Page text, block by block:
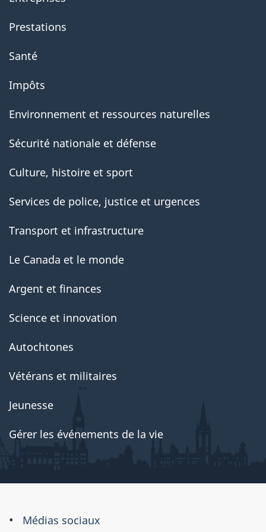
Prestations
Santé
Impôts
Environnement et ressources naturelles
Sécurité nationale et défense
Culture, histoire et sport
Services de police, justice et urgences
Transport et infrastructure
Le Canada et le monde
Argent et finances
Science et innovation
Autochtones
Vétérans et militaires
Jeunesse
Gérer les événements de la vie
À
Médias sociaux